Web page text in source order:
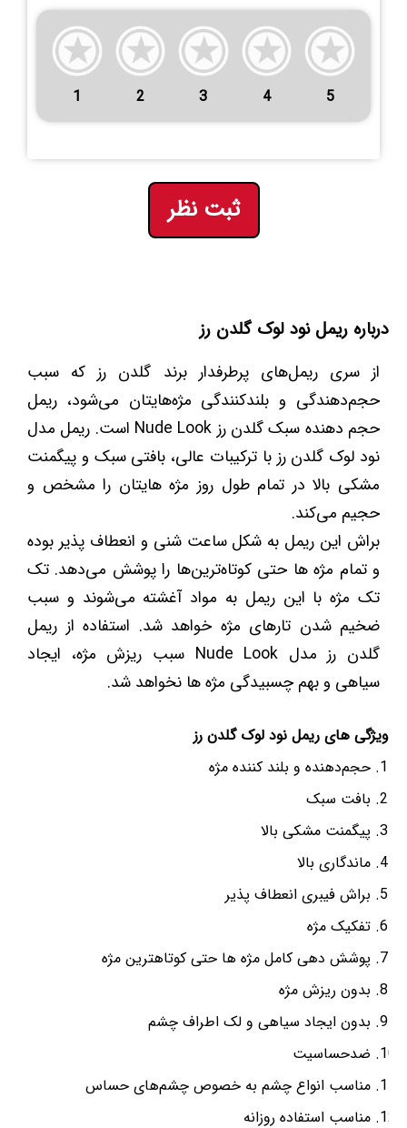
1 2 3 4 5
ثبت نظر
درباره ریمل نود لوک گلدن رز
از سری ریمل‌های پرطرفدار برند گلدن رز که سبب
حجم‌دهندگی و بلندکنندگی مژه‌هایتان می‌شود، ریمل
حجم دهنده سبک گلدن رز Nude Look است. ریمل مدل
نود لوک گلدن رز با ترکیبات عالی، بافتی سبک و پیگمنت
مشکی بالا در تمام طول روز مژه هایتان را مشخص و
حجیم می‌کند.
براش این ریمل به شکل ساعت شنی و انعطاف پذیر بوده
و تمام مژه ها حتی کوتاه‌ترین‌ها را پوشش می‌دهد. تک
تک مژه با این ریمل به مواد آغشته می‌شوند و سبب
ضخیم شدن تارهای مژه خواهد شد. استفاده از ریمل
گلدن رز مدل Nude Look سبب ریزش مژه، ایجاد
سیاهی و بهم چسبیدگی مژه ها نخواهد شد.
ویژگی های ریمل نود لوک گلدن رز
حجم‌دهنده و بلند کننده مژه
بافت سبک
پیگمنت مشکی بالا
ماندگاری بالا
براش فیبری انعطاف پذیر
تفکیک مژه
پوشش دهی کامل مژه ها حتی کوتاهترین مژه
بدون ریزش مژه
بدون ایجاد سیاهی و لک اطراف چشم
ضدحساسیت
مناسب انواع چشم به خصوص چشم‌های حساس
مناسب استفاده روزانه